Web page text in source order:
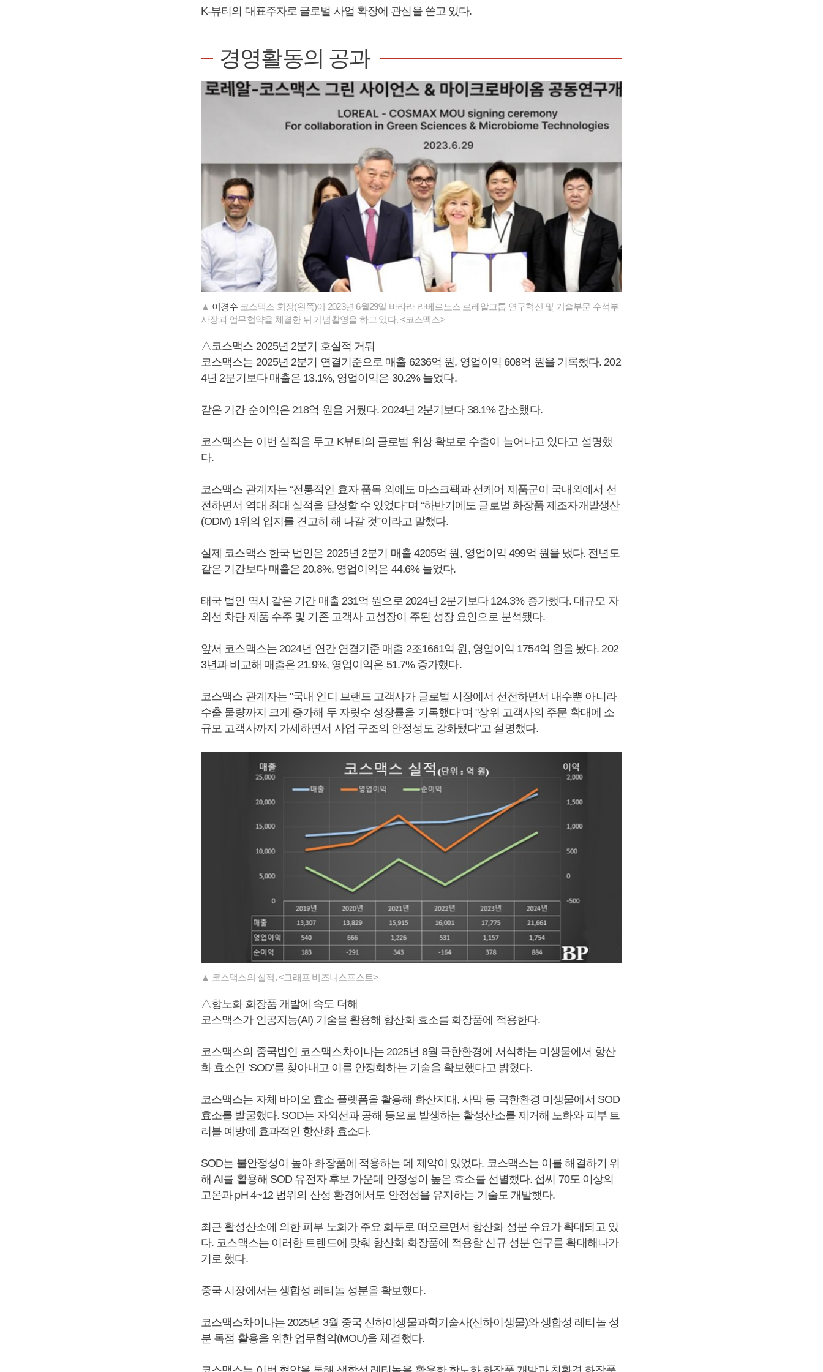
K-뷰티의 대표주자로 글로벌 사업 확장에 관심을 쏟고 있다.
경영활동의 공과
▲ 이경수 코스맥스 회장(왼쪽)이 2023년 6월29일 바라라 라베르노스 로레알그룹 연구혁신 및 기술부문 수석부
사장과 업무협약을 체결한 뒤 기념촬영을 하고 있다. <코스맥스>
△코스맥스 2025년 2분기 호실적 거둬
코스맥스는 2025년 2분기 연결기준으로 매출 6236억 원, 영업이익 608억 원을 기록했다. 202
4년 2분기보다 매출은 13.1%, 영업이익은 30.2% 늘었다.
같은 기간 순이익은 218억 원을 거뒀다. 2024년 2분기보다 38.1% 감소했다.
코스맥스는 이번 실적을 두고 K뷰티의 글로벌 위상 확보로 수출이 늘어나고 있다고 설명했
다.
코스맥스 관계자는 “전통적인 효자 품목 외에도 마스크팩과 선케어 제품군이 국내외에서 선
전하면서 역대 최대 실적을 달성할 수 있었다”며 “하반기에도 글로벌 화장품 제조자개발생산
(ODM) 1위의 입지를 견고히 해 나갈 것”이라고 말했다.
실제 코스맥스 한국 법인은 2025년 2분기 매출 4205억 원, 영업이익 499억 원을 냈다. 전년도
같은 기간보다 매출은 20.8%, 영업이익은 44.6% 늘었다.
태국 법인 역시 같은 기간 매출 231억 원으로 2024년 2분기보다 124.3% 증가했다. 대규모 자
외선 차단 제품 수주 및 기존 고객사 고성장이 주된 성장 요인으로 분석됐다.
앞서 코스맥스는 2024년 연간 연결기준 매출 2조1661억 원, 영업이익 1754억 원을 봤다. 202
3년과 비교해 매출은 21.9%, 영업이익은 51.7% 증가했다.
코스맥스 관계자는 "국내 인디 브랜드 고객사가 글로벌 시장에서 선전하면서 내수뿐 아니라
수출 물량까지 크게 증가해 두 자릿수 성장률을 기록했다"며 "상위 고객사의 주문 확대에 소
규모 고객사까지 가세하면서 사업 구조의 안정성도 강화됐다"고 설명했다.
▲ 코스맥스의 실적. <그래프 비즈니스포스트>
△항노화 화장품 개발에 속도 더해
코스맥스가 인공지능(AI) 기술을 활용해 항산화 효소를 화장품에 적용한다.
코스맥스의 중국법인 코스맥스차이나는 2025년 8월 극한환경에 서식하는 미생물에서 항산
화 효소인 ‘SOD’를 찾아내고 이를 안정화하는 기술을 확보했다고 밝혔다.
코스맥스는 자체 바이오 효소 플랫폼을 활용해 화산지대, 사막 등 극한환경 미생물에서 SOD
효소를 발굴했다. SOD는 자외선과 공해 등으로 발생하는 활성산소를 제거해 노화와 피부 트
러블 예방에 효과적인 항산화 효소다.
SOD는 불안정성이 높아 화장품에 적용하는 데 제약이 있었다. 코스맥스는 이를 해결하기 위
해 AI를 활용해 SOD 유전자 후보 가운데 안정성이 높은 효소를 선별했다. 섭씨 70도 이상의
고온과 pH 4~12 범위의 산성 환경에서도 안정성을 유지하는 기술도 개발했다.
최근 활성산소에 의한 피부 노화가 주요 화두로 떠오르면서 항산화 성분 수요가 확대되고 있
다. 코스맥스는 이러한 트렌드에 맞춰 항산화 화장품에 적용할 신규 성분 연구를 확대해나가
기로 했다.
중국 시장에서는 생합성 레티놀 성분을 확보했다.
코스맥스차이나는 2025년 3월 중국 신하이생물과학기술사(신하이생물)와 생합성 레티놀 성
분 독점 활용을 위한 업무협약(MOU)을 체결했다.